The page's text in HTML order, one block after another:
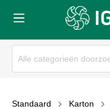
Standaard Karton